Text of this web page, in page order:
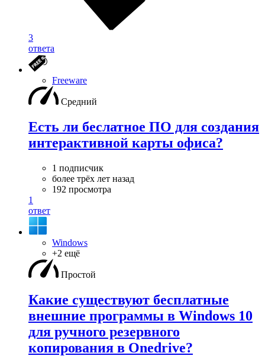
3
ответа
Freeware
Средний
Есть ли беслатное ПО для создания
интерактивной карты офиса?
1 подписчик
более трёх лет назад
192 просмотра
1
ответ
Windows
+2 ещё
Простой
Какие существуют бесплатные
внешние программы в Windows 10
для ручного резервного
копирования в Onedrive?